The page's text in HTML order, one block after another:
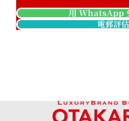
用 WhatsApp
電郵評估